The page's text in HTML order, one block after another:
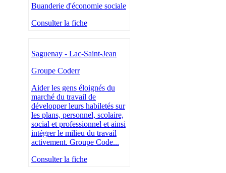
Buanderie d'économie sociale
Consulter la fiche
Saguenay - Lac-Saint-Jean
Groupe Coderr
Aider les gens éloignés du
marché du travail de
développer leurs habiletés sur
les plans, personnel, scolaire,
social et professionnel et ainsi
intégrer le milieu du travail
activement. Groupe Code...
Consulter la fiche